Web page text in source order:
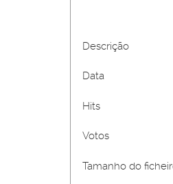
Descrição
Data
Hits
Votos
Tamanho do